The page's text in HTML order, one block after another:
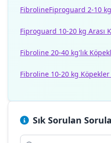
FibrolineFiproguard 2-10
Fiproguard 10-20 kg Arası
Fibroline 20-40 kg'lık
Fibroline 10-20 kg
Sık Sorulan